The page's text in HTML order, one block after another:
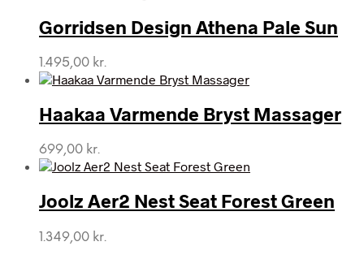
var:
1.299,95 kr..
er:
549,95 kr..
Gorridsen Design Athena Pale Sun
1.495,00 kr.
Haakaa Varmende Bryst Massager
699,00 kr.
Joolz Aer2 Nest Seat Forest Green
1.349,00 kr.